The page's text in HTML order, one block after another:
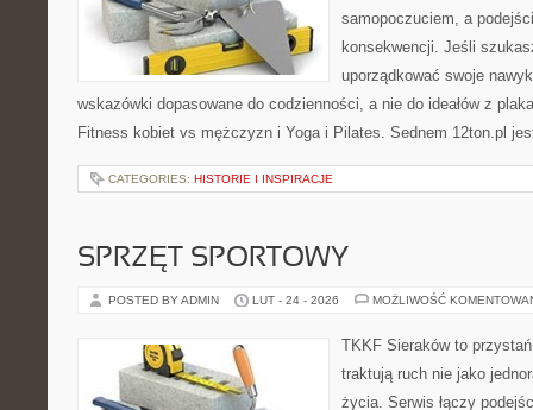
samopoczuciem, a
konsekwencji. Jeśli
uporządkować swoje
wskazówki dopasowane do codzienności, a nie do ideałów z
Fitness kobiet vs mężczyzn i Yoga i Pilates. Sednem 12ton.pl
CATEGORIES: HISTORIE I INSPIRACJE
SPRZĘT SPORTOWY
POSTED BY ADMIN LUT - 24 - 2026 MOŻLIWOŚĆ
TKKF Sieraków to
traktują ruch nie jako
życia. Serwis łączy